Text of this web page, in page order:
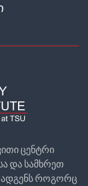
ცენტრი
და სამხრეთ
როგორც